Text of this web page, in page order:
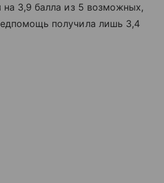
3,9 балла из 5 возможных,
получила лишь 3,4